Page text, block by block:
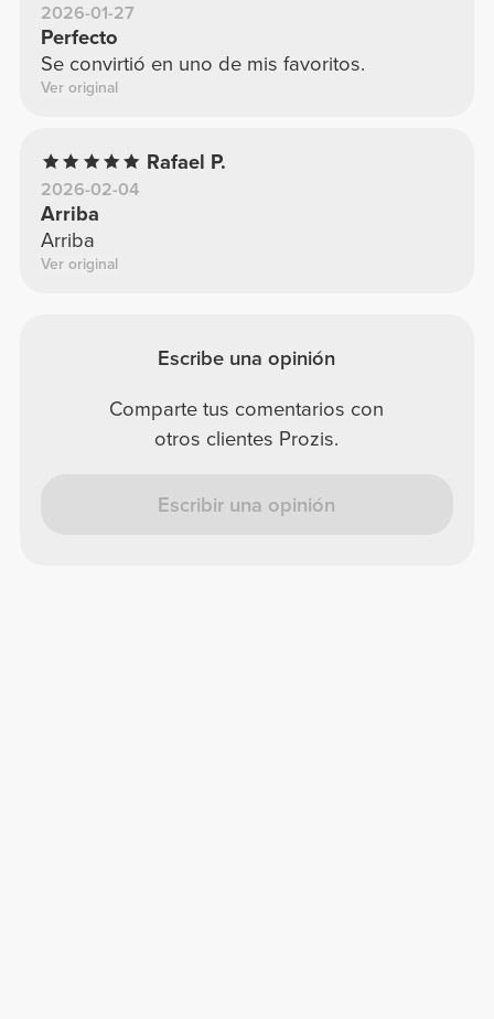
2026-01-27
Perfecto
Se convirtió en uno de mis favoritos.
Ver original
Rafael P.
2026-02-04
Arriba
Arriba
Ver original
Escribe una opinión
Comparte tus comentarios con
otros clientes Prozis.
Escribir una opinión